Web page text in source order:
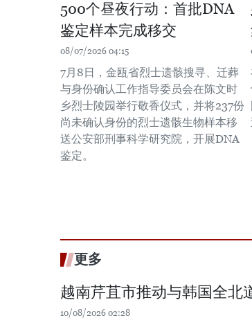
500个昼夜行动：首批DNA
鉴定样本完成移交
08/07/2026 04:15
7月8日，金瓯省烈士遗骸搜寻、迁葬
与身份确认工作指导委员会在陈文时
乡烈士陵园举行敬香仪式，并将237份
尚未确认身份的烈士遗骸生物样本移
送公安部刑事科学研究院，开展DNA
鉴定。
更多
越南芹苴市推动与韩国全北
10/08/2026 02:28